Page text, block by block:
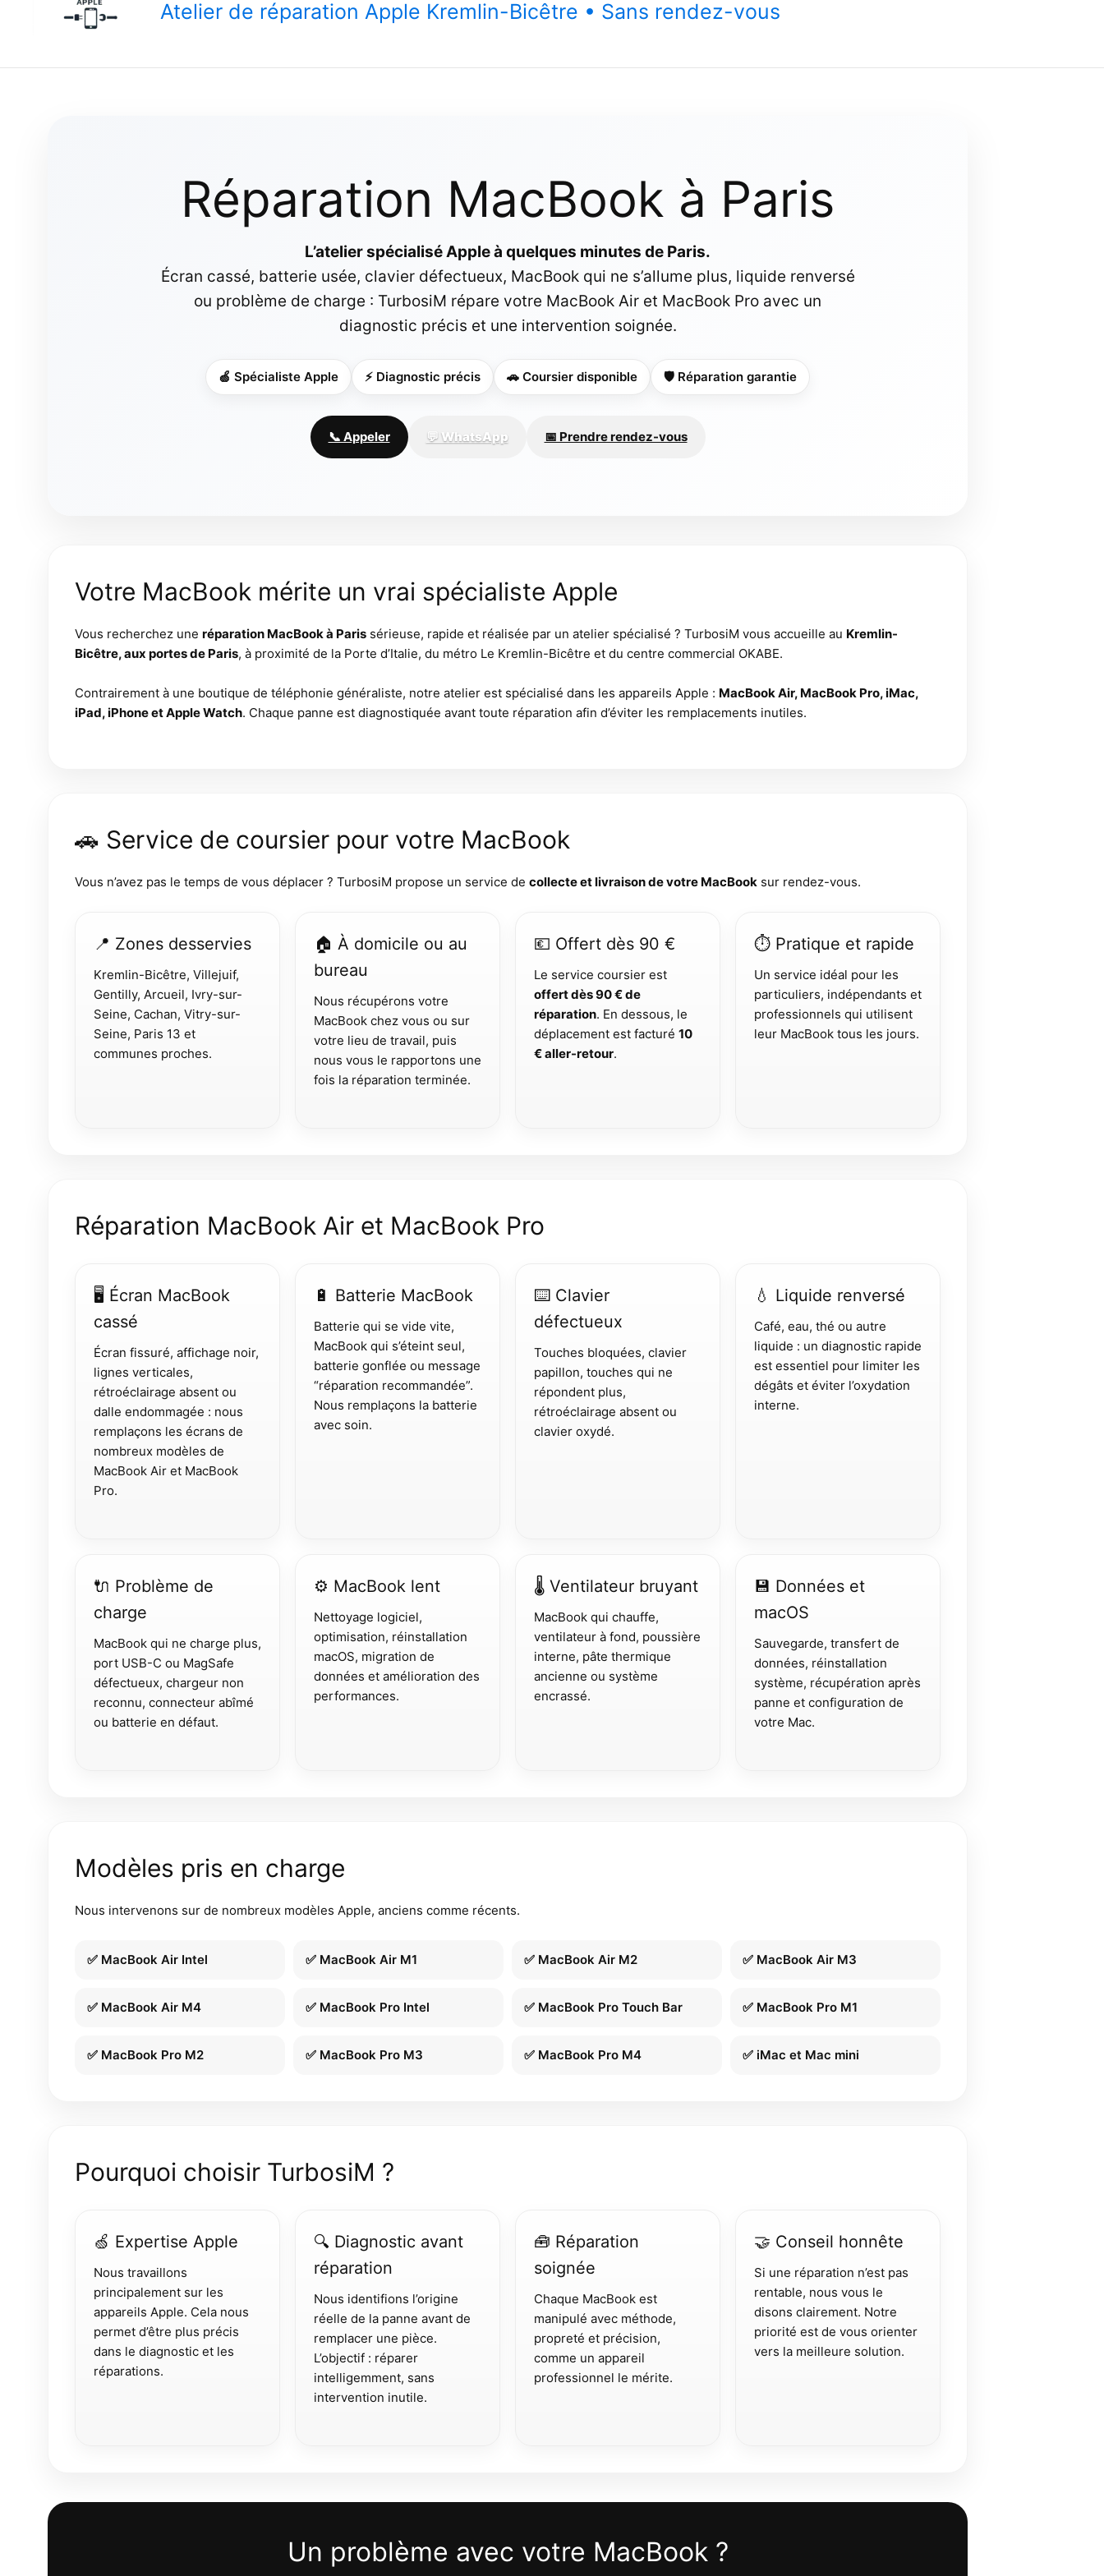
Atelier de réparation Apple Kremlin-Bicêtre • Sans rendez-vous
Réparation MacBook à Paris
L’atelier spécialisé Apple à quelques minutes de Paris.
Écran cassé, batterie usée, clavier défectueux, MacBook qui ne s’allume plus, liquide renversé
ou problème de charge : TurbosiM répare votre MacBook Air et MacBook Pro avec un
diagnostic précis et une intervention soignée.
🍏 Spécialiste Apple ⚡ Diagnostic précis 🚗 Coursier disponible 🛡 Réparation garantie
📞 Appeler 💬 WhatsApp 📅 Prendre rendez-vous
Votre MacBook mérite un vrai spécialiste Apple
Vous recherchez une réparation MacBook à Paris sérieuse, rapide et réalisée par un atelier spécialisé ? TurbosiM vous accueille au Kremlin-
Bicêtre, aux portes de Paris, à proximité de la Porte d’Italie, du métro Le Kremlin-Bicêtre et du centre commercial OKABE.
Contrairement à une boutique de téléphonie généraliste, notre atelier est spécialisé dans les appareils Apple : MacBook Air, MacBook Pro, iMac,
iPad, iPhone et Apple Watch. Chaque panne est diagnostiquée avant toute réparation afin d’éviter les remplacements inutiles.
🚗 Service de coursier pour votre MacBook
Vous n’avez pas le temps de vous déplacer ? TurbosiM propose un service de collecte et livraison de votre MacBook sur rendez-vous.
📍 Zones desservies
Kremlin-Bicêtre, Villejuif,
Gentilly, Arcueil, Ivry-sur-
Seine, Cachan, Vitry-sur-
Seine, Paris 13 et
communes proches.
🏠 À domicile ou au
bureau
Nous récupérons votre
MacBook chez vous ou sur
votre lieu de travail, puis
nous vous le rapportons une
fois la réparation terminée.
💶 Offert dès 90 €
Le service coursier est
offert dès 90 € de
réparation. En dessous, le
déplacement est facturé 10
€ aller-retour.
⏱ Pratique et rapide
Un service idéal pour les
particuliers, indépendants et
professionnels qui utilisent
leur MacBook tous les jours.
Réparation MacBook Air et MacBook Pro
🖥 Écran MacBook
cassé
Écran fissuré, affichage noir,
lignes verticales,
rétroéclairage absent ou
dalle endommagée : nous
remplaçons les écrans de
nombreux modèles de
MacBook Air et MacBook
Pro.
🔋 Batterie MacBook
Batterie qui se vide vite,
MacBook qui s’éteint seul,
batterie gonflée ou message
“réparation recommandée”.
Nous remplaçons la batterie
avec soin.
⌨️ Clavier
défectueux
Touches bloquées, clavier
papillon, touches qui ne
répondent plus,
rétroéclairage absent ou
clavier oxydé.
💧 Liquide renversé
Café, eau, thé ou autre
liquide : un diagnostic rapide
est essentiel pour limiter les
dégâts et éviter l’oxydation
interne.
🔌 Problème de
charge
MacBook qui ne charge plus,
port USB-C ou MagSafe
défectueux, chargeur non
reconnu, connecteur abîmé
ou batterie en défaut.
⚙️ MacBook lent
Nettoyage logiciel,
optimisation, réinstallation
macOS, migration de
données et amélioration des
performances.
🌡 Ventilateur bruyant
MacBook qui chauffe,
ventilateur à fond, poussière
interne, pâte thermique
ancienne ou système
encrassé.
💾 Données et
macOS
Sauvegarde, transfert de
données, réinstallation
système, récupération après
panne et configuration de
votre Mac.
Modèles pris en charge
Nous intervenons sur de nombreux modèles Apple, anciens comme récents.
✅ MacBook Air Intel ✅ MacBook Air M1 ✅ MacBook Air M2 ✅ MacBook Air M3
✅ MacBook Air M4 ✅ MacBook Pro Intel ✅ MacBook Pro Touch Bar ✅ MacBook Pro M1
✅ MacBook Pro M2 ✅ MacBook Pro M3 ✅ MacBook Pro M4 ✅ iMac et Mac mini
Pourquoi choisir TurbosiM ?
🍏 Expertise Apple
Nous travaillons
principalement sur les
appareils Apple. Cela nous
permet d’être plus précis
dans le diagnostic et les
réparations.
🔍 Diagnostic avant
réparation
Nous identifions l’origine
réelle de la panne avant de
remplacer une pièce.
L’objectif : réparer
intelligemment, sans
intervention inutile.
🧰 Réparation
soignée
Chaque MacBook est
manipulé avec méthode,
propreté et précision,
comme un appareil
professionnel le mérite.
🤝 Conseil honnête
Si une réparation n’est pas
rentable, nous vous le
disons clairement. Notre
priorité est de vous orienter
vers la meilleure solution.
Un problème avec votre MacBook ?